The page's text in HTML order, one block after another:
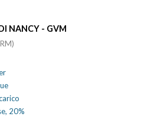
NANCY - GVM
20%